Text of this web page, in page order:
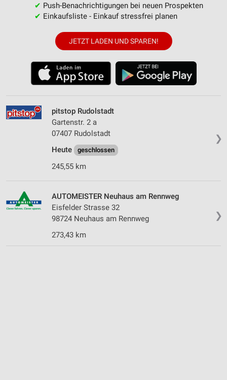
✔ Push-Benachrichtigungen bei neuen Prospekten
✔ Einkaufsliste - Einkauf stressfrei planen
JETZT LADEN UND SPAREN!
❯
pitstop Rudolstadt
Gartenstr. 2 a
07407 Rudolstadt
Heute
geschlossen
245,55 km
❯
AUTOMEISTER Neuhaus am Rennweg
Eisfelder Strasse 32
98724 Neuhaus am Rennweg
273,43 km